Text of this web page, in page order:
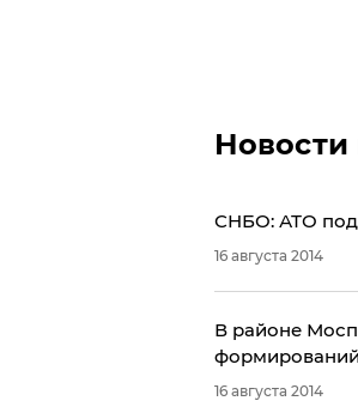
Новости
СНБО: АТО
16 августа 2014
В районе
16 августа 2014